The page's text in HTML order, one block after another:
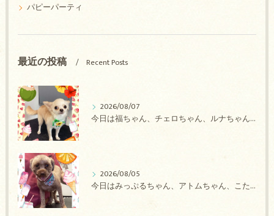
パピーパーティ
最近の投稿 Recent Posts
2026/08/07
今日は福ちゃん、チェロちゃん、ルナちゃん、Royちゃん、アネラちゃん、ポコちゃんのトリミングの紹介です【奈良のエース動物病院】
2026/08/05
今日はみっぷるちゃん、アトムちゃん、こたろうちゃん、ルルちゃん、アンジュちゃん、がぶちゃんのトリミングの紹介です【奈良のエース動物病院】